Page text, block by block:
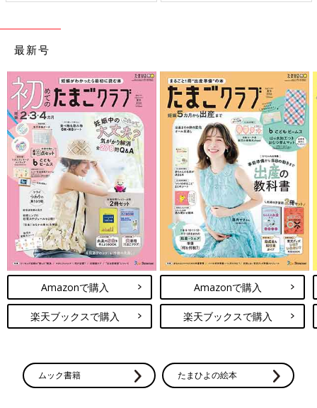
たまごクラブ 2020年 11月号 [雑誌]
最新号
Amazonで購入
楽天ブックスで購入
Amazonで購入
楽天ブックスで購入
ムック書籍 たまひよの絵本